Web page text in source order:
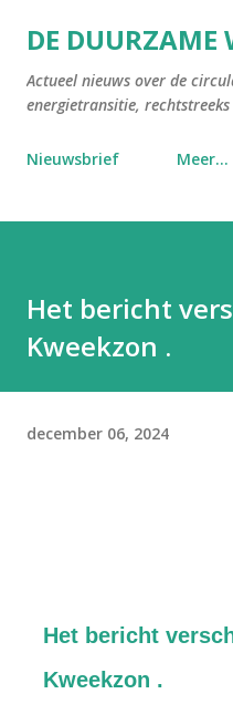
Doorgaan
DE DUURZAME
Actueel nieuws over de
energietransitie,
Nieuwsbrief Meer…
Het bericht
Kweekzon .
december 06, 2024
Het bericht
Kweekzon .